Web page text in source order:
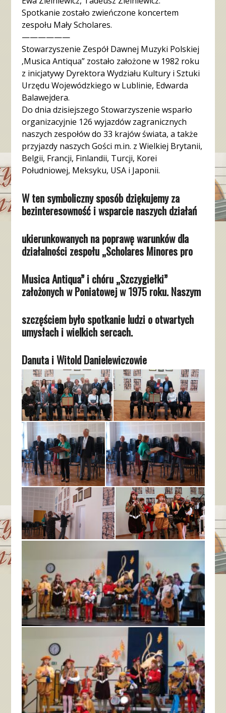
Spotkanie zostało zwieńczone koncertem
zespołu Mały Scholares.
——————
Stowarzyszenie Zespół Dawnej Muzyki Polskiej
‚Musica Antiqua” zostało założone w 1982 roku
z inicjatywy Dyrektora Wydziału Kultury i Sztuki
Urzędu Wojewódzkiego w Lublinie, Edwarda
Balawejdera.
Do dnia dzisiejszego Stowarzyszenie wsparło
organizacyjnie 126 wyjazdów zagranicznych
naszych zespołów do 33 krajów świata, a także
przyjazdy naszych Gości m.in. z Wielkiej Brytanii,
Belgii, Francji, Finlandii, Turcji, Korei
Południowej, Meksyku, USA i Japonii.
W ten symboliczny sposób dziękujemy za
bezinteresowność i wsparcie naszych działań
ukierunkowanych na poprawę warunków dla
działalności zespołu „Scholares Minores pro
Musica Antiqua” i chóru „Szczygiełki”
założonych w Poniatowej w 1975 roku. Naszym
szczęściem było spotkanie ludzi o otwartych
umysłach i wielkich sercach.
Danuta i Witold Danielewiczowie